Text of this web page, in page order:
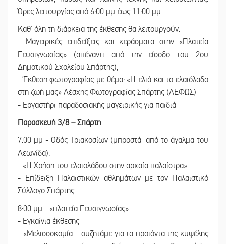
Ώρες λειτουργίας από 6:00 μμ έως 11:00 μμ
Καθ’ όλη τη διάρκεια της έκθεσης θα λειτουργούν:
- Μαγειρικές επιδείξεις και κεράσματα στην «Πλατεία
Γευσιγνωσίας» (απέναντι από την είσοδο του 2ου
Δημοτικού Σχολείου Σπάρτης),
- Έκθεση φωτογραφίας με θέμα: «Η ελιά και το ελαιόλαδο
στη ζωή μας» Λέσχης Φωτογραφίας Σπάρτης (ΛΕΦΩΣ)
- Εργαστήρι παραδοσιακής μαγειρικής για παιδιά
Παρασκευή 3/8 – Σπάρτη
7:00 μμ - Οδός Τριακοσίων (μπροστά από το άγαλμα του
Λεωνίδα):
- «Η Χρήση του ελαιολάδου στην αρχαία παλαίστρα»
- Επίδειξη Παλαιστικών αθλημάτων με τον Παλαιστικό
Σύλλογο Σπάρτης.
8:00 μμ - «πλατεία Γευσιγνωσίας»
- Εγκαίνια έκθεσης
- «Μελισσοκομία – συζητάμε για τα προϊόντα της κυψέλης